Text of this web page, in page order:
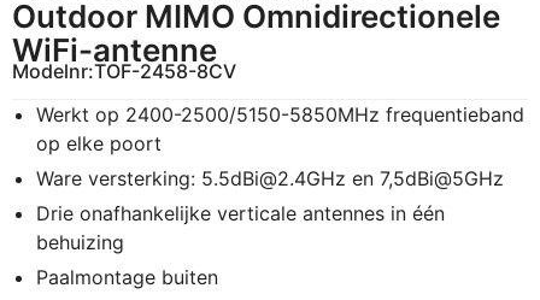
Outdoor MIMO Omnidirectionele
WiFi-antenne
Modelnr:TOF-2458-8CV
Werkt op 2400-2500/5150-5850MHz frequentieband
op elke poort
Ware versterking: 5.5dBi@2.4GHz en 7,5dBi@5GHz
Drie onafhankelijke verticale antennes in één
behuizing
Paalmontage buiten